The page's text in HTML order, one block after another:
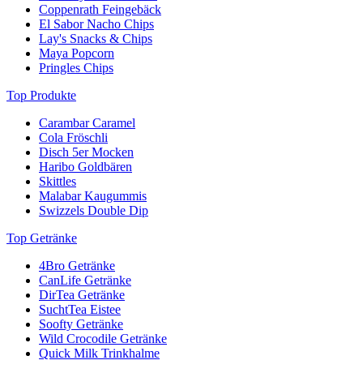
Coppenrath Feingebäck
El Sabor Nacho Chips
Lay's Snacks & Chips
Maya Popcorn
Pringles Chips
Top Produkte
Carambar Caramel
Cola Fröschli
Disch 5er Mocken
Haribo Goldbären
Skittles
Malabar Kaugummis
Swizzels Double Dip
Top Getränke
4Bro Getränke
CanLife Getränke
DirTea Getränke
SuchtTea Eistee
Soofty Getränke
Wild Crocodile Getränke
Quick Milk Trinkhalme